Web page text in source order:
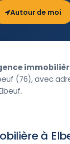
Autour de moi
(76), avec
à